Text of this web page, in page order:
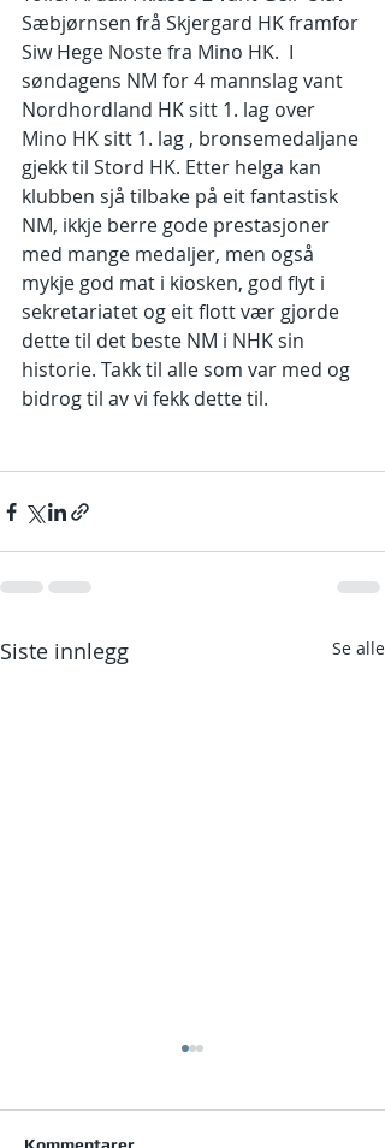
Sæbjørnsen frå Skjergard HK framfor
Siw Hege Noste fra Mino HK.  I
søndagens NM for 4 mannslag vant
Nordhordland HK sitt 1. lag over
Mino HK sitt 1. lag , bronsemedaljane
gjekk til Stord HK. Etter helga kan
klubben sjå tilbake på eit fantastisk
NM, ikkje berre gode prestasjoner
med mange medaljer, men også
mykje god mat i kiosken, god flyt i
sekretariatet og eit flott vær gjorde
dette til det beste NM i NHK sin
historie. Takk til alle som var med og
bidrog til av vi fekk dette til.
Siste innlegg Se alle
Kommentarer